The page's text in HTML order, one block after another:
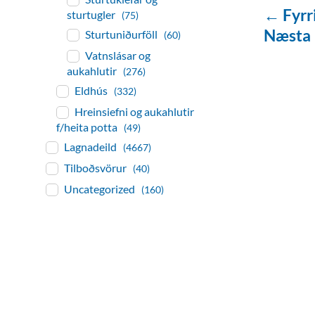
←
sturtugler (75)
Sturtuniðurföll (60)
Vatnslásar og
aukahlutir (276)
Eldhús (332)
Hreinsiefni og aukahlutir
f/heita potta (49)
Lagnadeild (4667)
Tilboðsvörur (40)
Uncategorized (160)